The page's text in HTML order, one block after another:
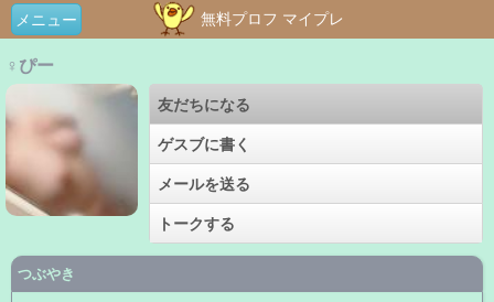
メニュー 無料プロフ マイプレ
♀ぴー
友だちになる
ゲスブに書く
メールを送る
トークする
つぶやき